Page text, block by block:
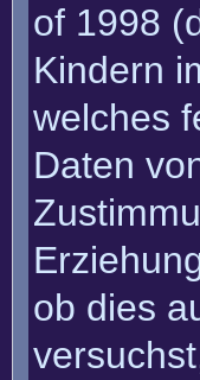
of 1998
Kindern
welches
Daten
ob dies